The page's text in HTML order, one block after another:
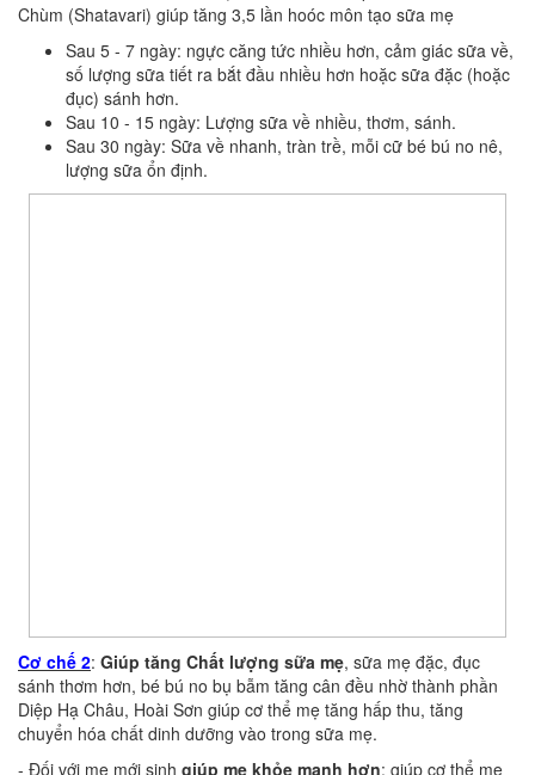
Chùm (Shatavari) giúp tăng 3,5 lần hoóc môn tạo sữa mẹ
Sau 5 - 7 ngày: ngực căng tức nhiều hơn, cảm giác sữa về,
số lượng sữa tiết ra bắt đầu nhiều hơn hoặc sữa đặc (hoặc
đục) sánh hơn.
Sau 10 - 15 ngày: Lượng sữa về nhiều, thơm, sánh.
Sau 30 ngày: Sữa về nhanh, tràn trề, mỗi cữ bé bú no nê,
lượng sữa ổn định.
Cơ chế 2: Giúp tăng Chất lượng sữa mẹ, sữa mẹ đặc, đục
sánh thơm hơn, bé bú no bụ bẫm tăng cân đều nhờ thành phần
Diệp Hạ Châu, Hoài Sơn giúp cơ thể mẹ tăng hấp thu, tăng
chuyển hóa chất dinh dưỡng vào trong sữa mẹ.
- Đối với mẹ mới sinh giúp mẹ khỏe mạnh hơn: giúp cơ thể mẹ